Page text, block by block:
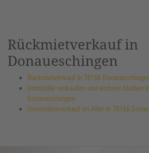
Rückmietverkauf in
Donaueschingen
Rückmietverkauf in 78166
Immobilie verkaufen und wohnen bleiben
Donaueschingen
Immobilienverkauf im Alter in 78166